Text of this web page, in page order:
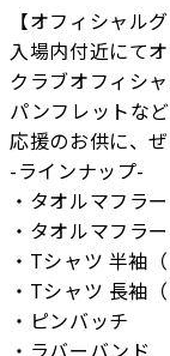
【オフィシャル
入場内付近にて
クラブオフィシ
パンフレットな
応援のお供に、
-ラインナップ-
・タオルマフラ
・タオルマフラ
・Tシャツ 半袖
・Tシャツ 長袖
・ピンバッチ